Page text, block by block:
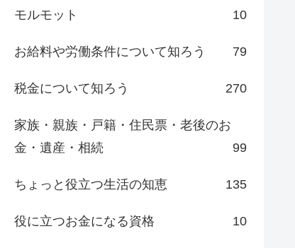
モルモット 10
お給料や労働条件について知ろう 79
税金について知ろう 270
家族・親族・戸籍・住民票・老後のお
金・遺産・相続
99
ちょっと役立つ生活の知恵 135
役に立つお金になる資格 10